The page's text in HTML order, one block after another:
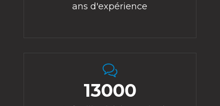
ans d'expérience
13000